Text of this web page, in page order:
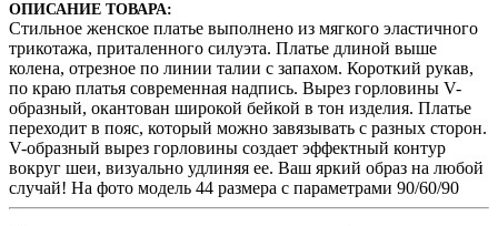
ОПИСАНИЕ ТОВАРА:
Стильное женское платье выполнено из мягкого эластичного
трикотажа, приталенного силуэта. Платье длиной выше
колена, отрезное по линии талии с запахом. Короткий рукав,
по краю платья современная надпись. Вырез горловины V-
образный, окантован широкой бейкой в тон изделия. Платье
переходит в пояс, который можно завязывать с разных сторон.
V-образный вырез горловины создает эффектный контур
вокруг шеи, визуально удлиняя ее. Ваш яркий образ на любой
случай! На фото модель 44 размера с параметрами 90/60/90